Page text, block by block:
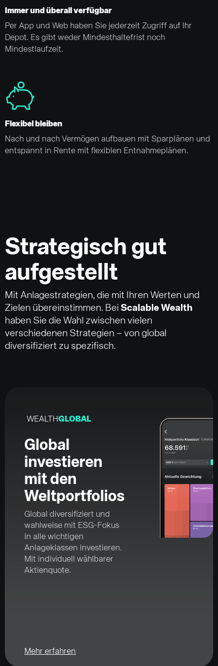
Immer und überall verfügbar
Per App und Web haben Sie jederzeit Zugriff auf Ihr
Depot. Es gibt weder Mindesthaltefrist noch
Mindestlaufzeit.
Flexibel bleiben
Nach und nach Vermögen aufbauen mit Sparplänen und
entspannt in Rente mit flexiblen Entnahmeplänen.
Strategisch gut
aufgestellt
Mit Anlagestrategien, die mit Ihren Werten und
Zielen übereinstimmen. Bei Scalable Wealth
haben Sie die Wahl zwischen vielen
verschiedenen Strategien – von global
diversifiziert zu spezifisch.
WEALTHGLOBAL
Global
investieren
mit den
Weltportfolios
Global diversifiziert und
wahlweise mit ESG-Fokus
in alle wichtigen
Anlageklassen investieren.
Mit individuell wählbarer
Aktienquote.
Mehr erfahren